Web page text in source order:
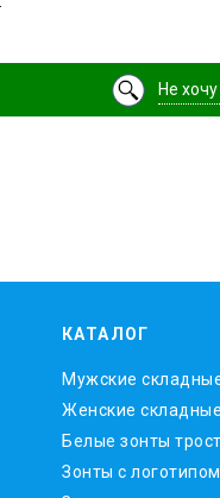
Не
КАТАЛОГ
Мужские
Женские
Белые зонты
Зонты с логотипом